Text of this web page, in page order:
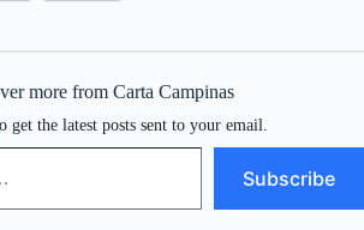
more from Carta Campinas
get the latest posts sent to your email.
Subscribe